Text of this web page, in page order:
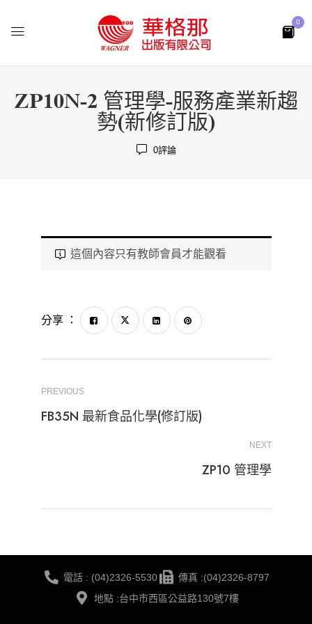
0
ZP10N-2 管理學-服務產業新趨
勢(新修訂版)
0評論
這個內容只有教師會員才能觀看
分享 ：
PREVIOUS
FB35N 最新食品化學(修訂版)
NEXT
ZP10 管理學
電話 : (04)2326-5530
傳真 :(04)2326-8797
地點 :台中市西區公益路130號7樓